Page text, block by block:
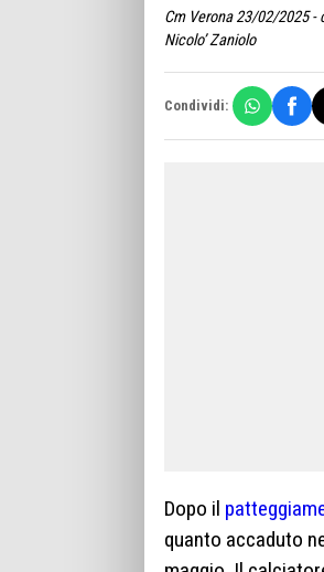
Cm Verona 23/02/2025
Nicolo’ Zaniolo
Condividi:
Dopo il
quanto accaduto